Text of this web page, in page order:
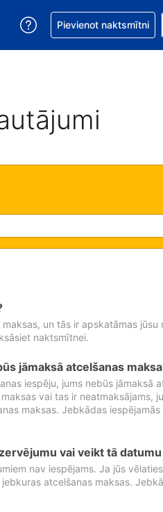
Jūsu pašreizējā valūta ir
valodu. Jūsu
Saņemiet palīdzību
Pievienot naktsmītni
un tās ir apskatāmas
naktsmītnei.
jāmaksā atcelšanas
iespēju, jums nebūs jāmaksā
vai tas ir neatmaksājams,
maksas. Jebkādas
vai veikt tā
nav iespējams. Ja jūs
atcelšanas maksas.